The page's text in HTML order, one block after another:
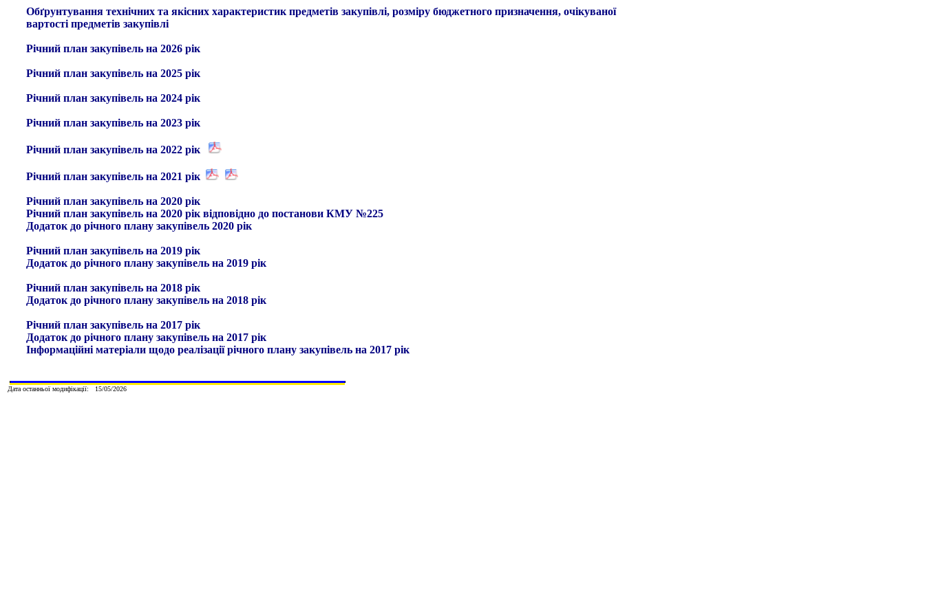
Обґрунтування технічних та якісних характеристик предметів закупівлі, розміру бюджетного призначення, очікуваної
вартості предметів закупівлі
Річний план закупівель на 2026 рік
Річний план закупівель на 2025 рік
Річний план закупівель на 2024 рік
Річний план закупівель на 2023 рік
Річний план закупівель на 2022 рік
Річний план закупівель на 2021 рік
Річний план закупівель на 2020 рік
Річний план закупівель на 2020 рік відповідно до постанови КМУ №225
Додаток до річного плану закупівель 2020 рік
Річний план закупівель на 2019 рік
Додаток до річного плану закупівель на 2019 рік
Річний план закупівель на 2018 рік
Додаток до річного плану закупівель на 2018 рік
Річний план закупівель на 2017 рік
Додаток до річного плану закупівель на 2017 рік
Інформаційні матеріали щодо реалізації річного плану закупівель на 2017 рік
Дата останньої модифікації: 15/05/2026